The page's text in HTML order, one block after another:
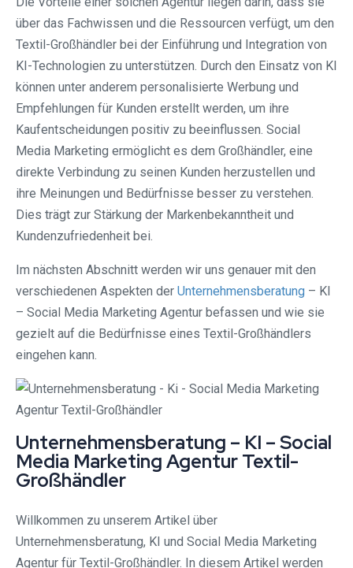
über das Fachwissen und die Ressourcen verfügt, um den
Textil-Großhändler bei der Einführung und Integration von
KI-Technologien zu unterstützen. Durch den Einsatz von KI
können unter anderem personalisierte Werbung und
Empfehlungen für Kunden erstellt werden, um ihre
Kaufentscheidungen positiv zu beeinflussen. Social
Media Marketing ermöglicht es dem Großhändler, eine
direkte Verbindung zu seinen Kunden herzustellen und
ihre Meinungen und Bedürfnisse besser zu verstehen.
Dies trägt zur Stärkung der Markenbekanntheit und
Kundenzufriedenheit bei.
Im nächsten Abschnitt werden wir uns genauer mit den
verschiedenen Aspekten der Unternehmensberatung – KI
– Social Media Marketing Agentur befassen und wie sie
gezielt auf die Bedürfnisse eines Textil-Großhändlers
eingehen kann.
Unternehmensberatung – KI – Social
Media Marketing Agentur Textil-
Großhändler
Willkommen zu unserem Artikel über
Unternehmensberatung, KI und Social Media Marketing
Agentur für Textil-Großhändler. In diesem Artikel werden